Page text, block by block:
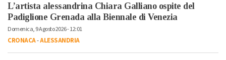
L’artista alessandrina Chiara Galliano ospite del
Padiglione Grenada alla Biennale di Venezia
Domenica, 9 Agosto 2026 - 12:01
CRONACA-ALESSANDRIA